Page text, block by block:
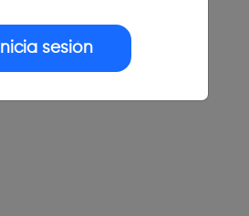
Inicia sesión